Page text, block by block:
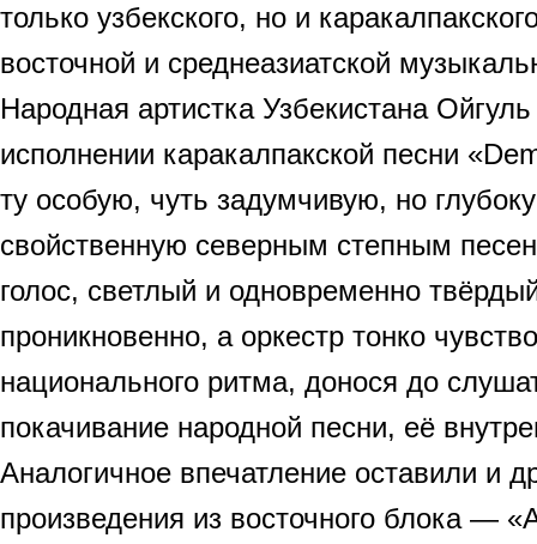
только узбекского, но и
восточной и среднеазиатской
Народная артистка Узбекистана
исполнении каракалпакской песни
ту особую, чуть задумчивую, но
свойственную северным степным
голос, светлый и одновременно
проникновенно, а оркестр тонко
национального ритма, донося до
покачивание народной песни, её
Аналогичное впечатление оставили и
произведения из восточного блока —